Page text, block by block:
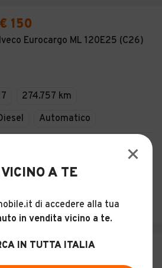
€ 150
Iveco Eurocargo ML 120E25 (C26)
274.757 km
Automatico
S.R.L.
(PZ)
150
A TE
di accedere alla tua
in vendita vicino a te.
IN TUTTA ITALIA